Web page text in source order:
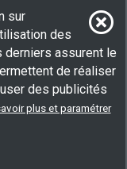
CPF
sur
des
assurent le
de réaliser
des publicités
plus et paramétrer